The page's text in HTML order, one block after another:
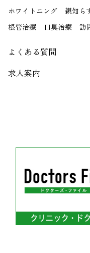
ホワイトニング
親知ら
根管治療
口臭治療 訪
よくある質問
求人案内